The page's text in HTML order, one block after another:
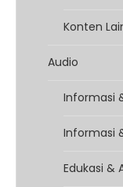
Konten
Audio
Informasi
Informasi
Edukasi &